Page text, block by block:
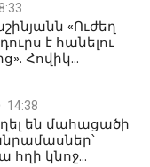
«Ուժեղ
է հանելու
Հովիկ
14:38
են մահացածի
հղի կնոջ